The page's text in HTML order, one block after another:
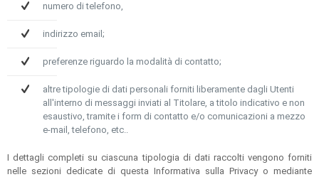
numero di telefono,
indirizzo email;
preferenze riguardo la modalità di contatto;
altre tipologie di dati personali forniti liberamente dagli Utenti
all'interno di messaggi inviati al Titolare, a titolo indicativo e non
esaustivo, tramite i form di contatto e/o comunicazioni a mezzo
e-mail, telefono, etc..
I dettagli completi su ciascuna tipologia di dati raccolti vengono forniti
nelle sezioni dedicate di questa Informativa sulla Privacy o mediante